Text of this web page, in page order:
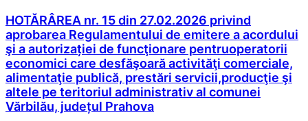
HOTĂRÂREA nr. 15 din 27.02.2026 privind
aprobarea Regulamentului de emitere a acordului
şi a autorizației de funcţionare pentruoperatorii
economici care desfăşoară activităţi comerciale,
alimentaţie publică, prestări servicii,producţie şi
altele pe teritoriul administrativ al comunei
Vărbilău, județul Prahova